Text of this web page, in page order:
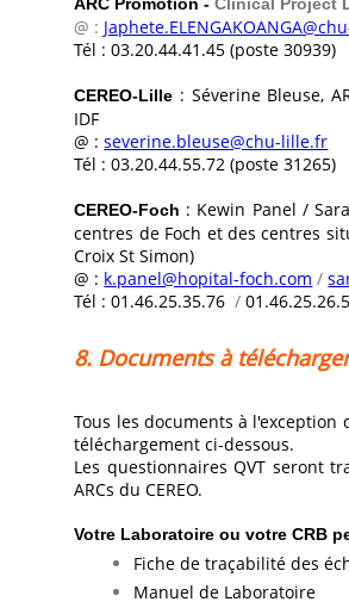
@ :
Tél : 03.20.44.41.45 (poste 30939)
CEREO-Lille : Séverine Bleuse,
IDF
@ : severine.bleuse@chu-lille.fr
Tél : 03.20.44.55.72 (poste 31265)
CEREO-Foch : Kewin Panel /
centres de Foch et des centres
Croix St Simon)
@ : k.panel@hopital-foch.com /
Tél : 01.46.25.35.76 /
8. Documents à
Tous les documents à
téléchargement ci-dessous.
Les questionnaires QVT seront
ARCs du CEREO.
Votre Laboratoire ou votre CRB
Fiche de traçabilité des
Manuel de Laboratoire